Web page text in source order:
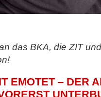
das BKA, die ZIT
EMOTET – DER